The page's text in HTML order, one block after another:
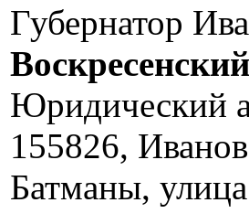
Губернатор
Юридический
155826,
Батманы,